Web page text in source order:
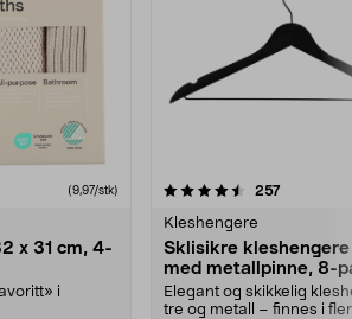
(9,97/stk)
x 31 cm, 4-
i
257
Kleshengere
Sklisikre
med metallpinne, 8-
Elegant og skikkelig
tre og metall – finnes i
4.5av 5 stjerner